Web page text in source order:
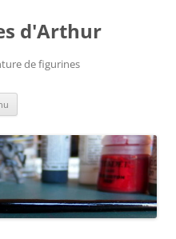
d'Arthur
de figurines